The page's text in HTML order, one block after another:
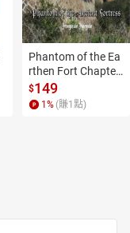
Phantom of the Ea
rthen Fort Chapter
4【有聲書】
$149
1 % (賺1 點)